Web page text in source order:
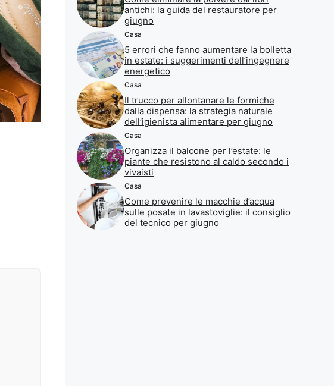
antichi: la guida del restauratore per
giugno
Casa
5 errori che fanno aumentare la bolletta
in estate: i suggerimenti dell’ingegnere
energetico
Casa
Il trucco per allontanare le formiche
dalla dispensa: la strategia naturale
dell’igienista alimentare per giugno
Casa
Organizza il balcone per l’estate: le
piante che resistono al caldo secondo i
vivaisti
Casa
Come prevenire le macchie d’acqua
sulle posate in lavastoviglie: il consiglio
del tecnico per giugno